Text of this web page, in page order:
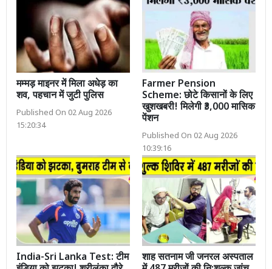
मम्मड़ माइनर में मिला अधेड़ का
शव, पहचान में जुटी पुलिस
Published On 02 Aug 2026
15:20:34
Farmer Pension
Scheme: छोटे किसानों के लिए
खुशखबरी! मिलेगी ₹3,000 मासिक
पेंशन
Published On 02 Aug 2026
10:39:16
India-Sri Lanka Test: टीम
शाह सतनाम जी जनरल अस्पताल